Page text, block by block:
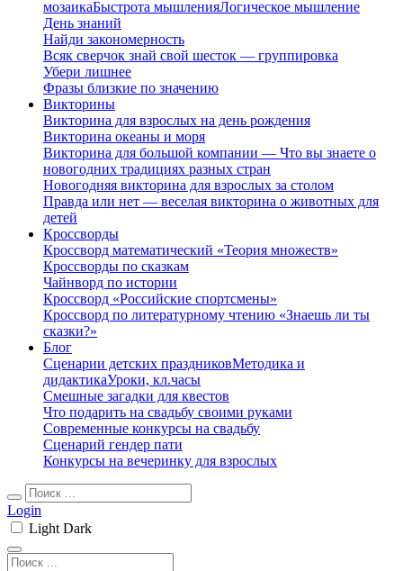
мозаикаБыстрота мышленияЛогическое мышление
День знаний
Найди закономерность
Всяк сверчок знай свой шесток — группировка
Убери лишнее
Фразы близкие по значению
Викторины
Викторина для взрослых на день рождения
Викторина океаны и моря
Викторина для большой компании — Что вы знаете о
новогодних традициях разных стран
Новогодняя викторина для взрослых за столом
Правда или нет — веселая викторина о животных для
детей
Кроссворды
Кроссворд математический «Теория множеств»
Кроссворды по сказкам
Чайнворд по истории
Кроссворд «Российские спортсмены»
Кроссворд по литературному чтению «Знаешь ли ты
сказки?»
Блог
Сценарии детских праздниковМетодика и
дидактикаУроки, кл.часы
Смешные загадки для квестов
Что подарить на свадьбу своими руками
Современные конкурсы на свадьбу
Сценарий гендер пати
Конкурсы на вечеринку для взрослых
Login
Light Dark